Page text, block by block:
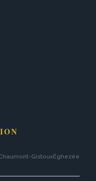
Gistoux Éghezée